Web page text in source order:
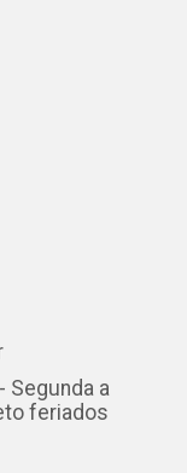
Segunda a
feriados